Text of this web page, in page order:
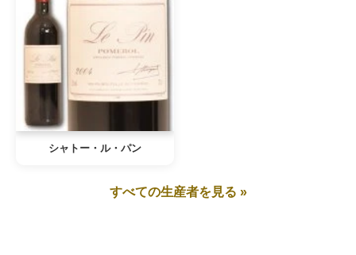
シャトー・ル・パン
すべての生産者を見る »